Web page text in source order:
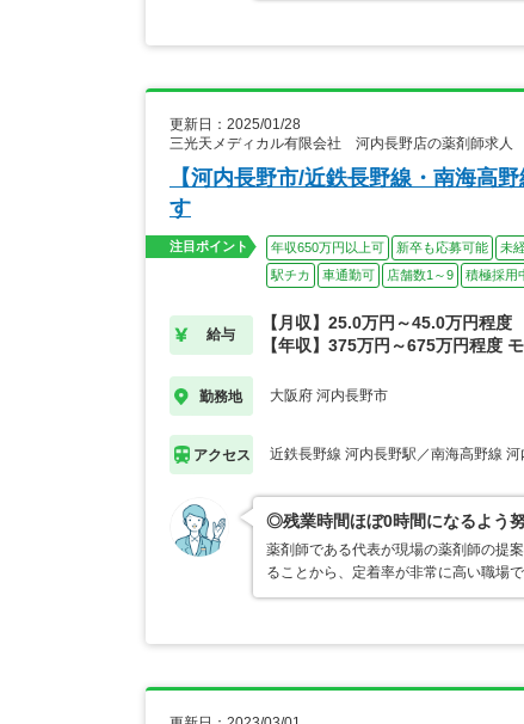
更新日：2025/01/28
三光天メディカル有限会社 河内長野店の薬剤師求人
【河内長野市/近鉄長野線・南海高
す
注目ポイント 年収650万円以上可 新卒も応募可能 未
駅チカ
車通勤可 店舗数1～9 積極採用
給与
【月収】25.0万円～45.0万円程度
【年収】375万円～675万円程度
勤務地 大阪府 河内長野市
アクセス 近鉄長野線 河内長野駅／南海高野線 河
◎残業時間ほぼ0時間になるよう
薬剤師である代表が現場の薬剤師の提
ることから、定着率が非常に高い職場